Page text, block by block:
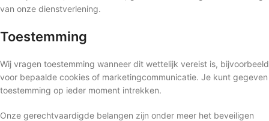
van onze dienstverlening.
Toestemming
Wij vragen toestemming wanneer dit wettelijk vereist is, bijvoorbeeld
voor bepaalde cookies of marketingcommunicatie. Je kunt gegeven
toestemming op ieder moment intrekken.
Onze gerechtvaardigde belangen zijn onder meer het beveiligen